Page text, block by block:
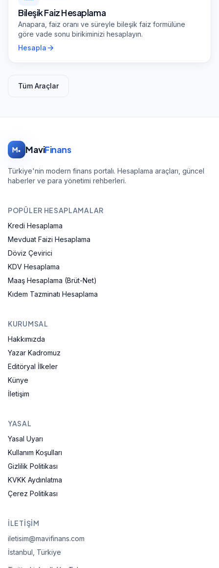
Bileşik Faiz Hesaplama
Anapara, faiz oranı ve süreyle bileşik faiz formülüne
göre vade sonu birikiminizi hesaplayın.
Hesapla
Tüm Araçlar
MaviFinans
Türkiye'nin modern finans portalı. Hesaplama araçları, güncel
haberler ve para yönetimi rehberleri.
POPÜLER HESAPLAMALAR
Kredi Hesaplama
Mevduat Faizi Hesaplama
Döviz Çevirici
KDV Hesaplama
Maaş Hesaplama (Brüt-Net)
Kıdem Tazminatı Hesaplama
KURUMSAL
Hakkımızda
Yazar Kadromuz
Editöryal İlkeler
Künye
İletişim
YASAL
Yasal Uyarı
Kullanım Koşulları
Gizlilik Politikası
KVKK Aydınlatma
Çerez Politikası
İLETIŞIM
iletisim@mavifinans.com
İstanbul, Türkiye